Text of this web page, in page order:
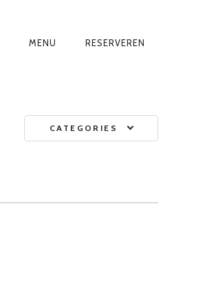
MENU RESERVEREN
CATEGORIES